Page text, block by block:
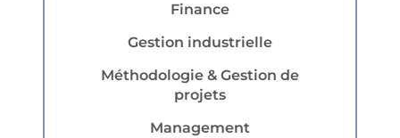
Finance
Gestion industrielle
Méthodologie & Gestion de
projets
Management